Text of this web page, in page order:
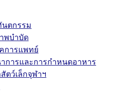
นตกรรม
พบำบัด
การแพทย์
การและการกำหนดอาหาร
ตว์เล็กจุฬาฯ